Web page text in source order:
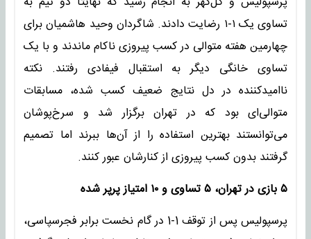
تساوی یک ۱-۱ رضایت دادند. شاگردان وحید هاشمیان برای
چهارمین هفته متوالی در کسب پیروزی ناکام ماندند و با یک
تساوی خانگی دیگر به استقبال فیفادی رفتند. نکته
ناامیدکننده در دل نتایج ضعیف کسب شده، مسابقات
متوالی‌ای بود که در تهران برگزار شد و سرخ‌پوشان
می‌توانستند بهترین استفاده را از آن‌ها ببرند اما تصمیم
گرفتند بدون کسب پیروزی از کنارشان عبور کنند.
۵ بازی در تهران، ۵ تساوی و ۱۰ امتیاز پرپر شده
پرسپولیس پس از توقف 1-1 در گام نخست برابر فجرسپاسی،